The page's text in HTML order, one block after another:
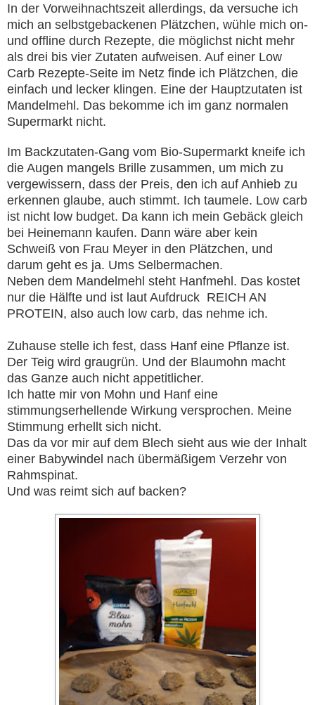
In der Vorweihnachtszeit allerdings, da versuche ich
mich an selbstgebackenen Plätzchen, wühle mich on-
und offline durch Rezepte, die möglichst nicht mehr
als drei bis vier Zutaten aufweisen. Auf einer Low
Carb Rezepte-Seite im Netz finde ich Plätzchen, die
einfach und lecker klingen. Eine der Hauptzutaten ist
Mandelmehl. Das bekomme ich im ganz normalen
Supermarkt nicht.
Im Backzutaten-Gang vom Bio-Supermarkt kneife ich
die Augen mangels Brille zusammen, um mich zu
vergewissern, dass der Preis, den ich auf Anhieb zu
erkennen glaube, auch stimmt. Ich taumele. Low carb
ist nicht low budget. Da kann ich mein Gebäck gleich
bei Heinemann kaufen. Dann wäre aber kein
Schweiß von Frau Meyer in den Plätzchen, und
darum geht es ja. Ums Selbermachen.
Neben dem Mandelmehl steht Hanfmehl. Das kostet
nur die Hälfte und ist laut Aufdruck REICH AN
PROTEIN, also auch low carb, das nehme ich.
Zuhause stelle ich fest, dass Hanf eine Pflanze ist.
Der Teig wird graugrün. Und der Blaumohn macht
das Ganze auch nicht appetitlicher.
Ich hatte mir von Mohn und Hanf eine
stimmungserhellende Wirkung versprochen. Meine
Stimmung erhellt sich nicht.
Das da vor mir auf dem Blech sieht aus wie der Inhalt
einer Babywindel nach übermäßigem Verzehr von
Rahmspinat.
Und was reimt sich auf backen?